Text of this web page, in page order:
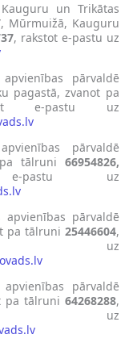
un Trikātas
Mūrmuižā, Kauguru
, rakstot e-pastu uz
pārvaldē
pagastā, zvanot pa
e-pastu uz
pārvaldē
tālruni 66954826,
pastu uz
apvienības pārvaldē
pa tālruni 25446604,
uz
pārvaldē
pa tālruni 64268288,
uz